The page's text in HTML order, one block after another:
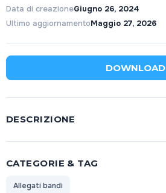
Data di creazioneGiugno 26, 2024
Ultimo aggiornamentoMaggio 27, 2026
DOWNLOAD
DESCRIZIONE
CATEGORIE & TAG
Allegati bandi